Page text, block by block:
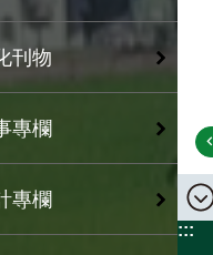
刊物
專欄
專欄
:::